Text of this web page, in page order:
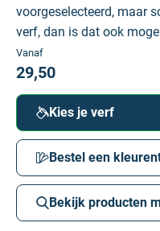
voorgeselecteerd, maar
verf, dan is dat ook
Vanaf
29,50
Kies je verf
Bestel een
Bekijk producten